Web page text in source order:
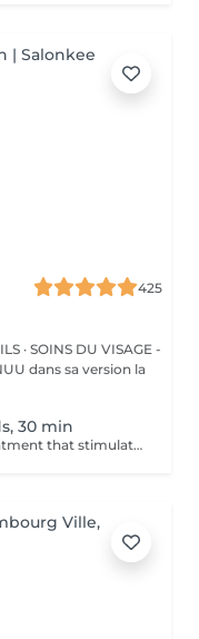
425
· SOINS DU VISAGE -
30 min
Relax, Renew, Revive! A revitalizing treatment that stimulates circulation, reduces fluid retention, and relieves muscle fatigue. Ideal for clients who spend long hours standing, exercising, or traveling. Light or firm pressure can be tailored to your needs. Age restrictions: there are no age restrictions for this procedure. Post procedure recommendations: do not do sport and any sharp movements for 2-3 hours after the procedure. Frequency: 1-2 times per week, 10 times in total. Repeat once in 3-6 months.